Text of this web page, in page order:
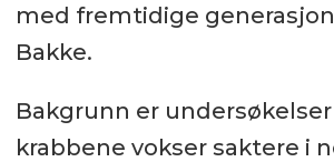
med fremtidige
Bakke.
Bakgrunn er
krabbene vokser saktere i